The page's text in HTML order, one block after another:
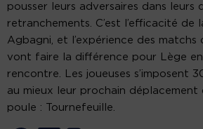
pousser leurs adversaires dans leurs
retranchements. C’est l’efficacité de
Agbagni, et l’expérience des matchs
vont faire la différence pour Lège
rencontre. Les joueuses s’imposent
au mieux leur prochain déplacement
poule : Tournefeuille.